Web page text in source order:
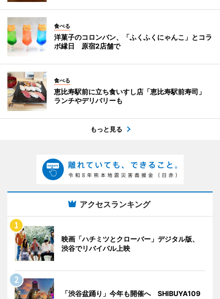
食べる
洋菓子のコロンバン、「ふくふくにゃんこ」とコラ
ボ縁日 原宿2店舗で
食べる
恵比寿駅前に立ち食いすし店「恵比寿駅前寿司」
ランチやデリバリーも
もっと見る
アクセスランキング
映画「ハチミツとクローバー」デジタル版、
渋谷でリバイバル上映
「渋谷盆踊り」今年も開催へ SHIBUYA109